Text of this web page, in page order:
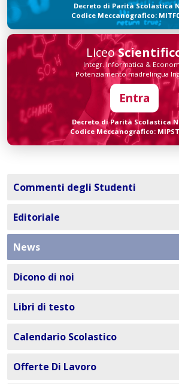
Decreto di Parità Scolastica
Codice Meccanografico:
Liceo
Integr. Informatica &
Potenziamento madrelingua
Entra
Decreto di Parità Scolastica N.
Codice Meccanografico:
Commenti degli Studenti
Editoriale
News
Dicono di noi
Libri di testo
Calendario Scolastico
Offerte Di Lavoro